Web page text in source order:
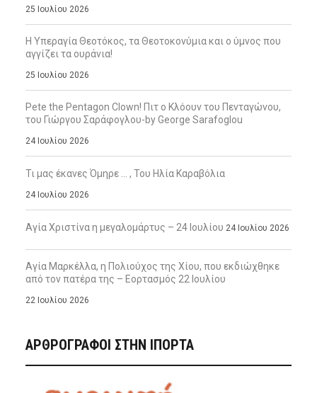
25 Ιουλίου 2026
Η Υπεραγία Θεοτόκος, τα Θεοτοκονύμια και ο ύμνος που
αγγίζει τα ουράνια!
25 Ιουλίου 2026
Pete the Pentagon Clown! Πιτ ο Κλόουν του Πενταγώνου,
του Γιώργου Σαράφογλου-by George Sarafoglou
24 Ιουλίου 2026
Τι μας έκανες Όμηρε … , Του Ηλία Καραβόλια
24 Ιουλίου 2026
Αγία Χριστίνα η μεγαλομάρτυς – 24 Ιουλίου 24 Ιουλίου 2026
Αγία Μαρκέλλα, η Πολιούχος της Χίου, που εκδιώχθηκε
από τον πατέρα της – Εορτασμός 22 Ιουλίου
22 Ιουλίου 2026
ΑΡΘΡΟΓΡΑΦΟΙ ΣΤΗΝ IΠΟΡΤΑ